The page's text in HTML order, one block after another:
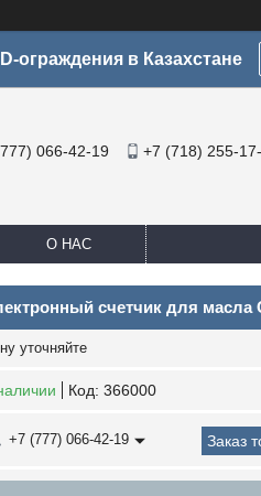
ограждения в Казахстане
066-42-19 +7 (718) 255-
О НАС
счетчик для масла
уточняйте
Код: 366000
+7 (777) 066-42-19 Заказ